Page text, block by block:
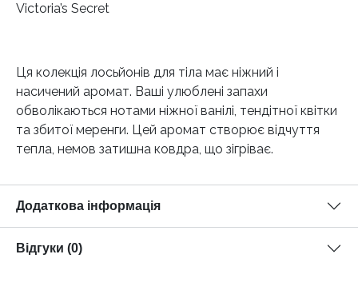
Victoria’s Secret
Ця колекція лосьйонів для тіла має ніжний і
насичений аромат. Ваші улюблені запахи
обволікаються нотами ніжної ванілі, тендітної квітки
та збитої меренги. Цей аромат створює відчуття
тепла, немов затишна ковдра, що зігріває.
Додаткова інформація
Відгуки (0)